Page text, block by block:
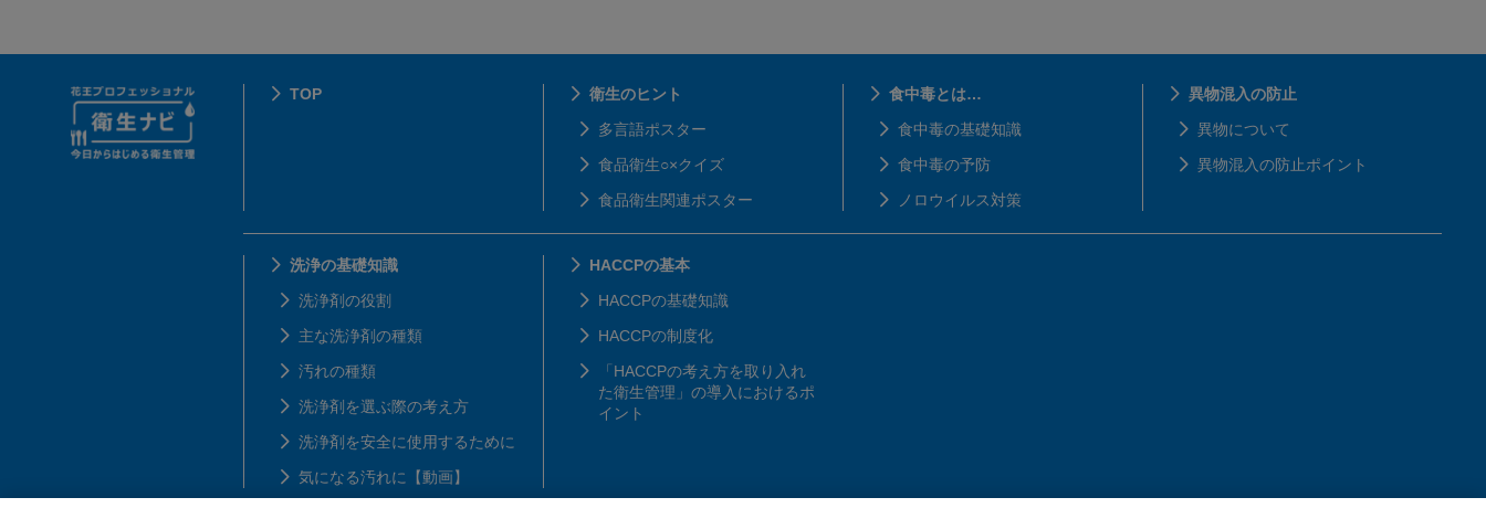
TOP
衛生のヒント
多言語ポスター
食品衛生○×クイズ
食品衛生関連ポスター
食中毒とは…
食中毒の基礎知識
食中毒の予防
ノロウイルス対策
異物混入の防止
異物について
異物混入の防止ポイント
洗浄の基礎知識
洗浄剤の役割
主な洗浄剤の種類
汚れの種類
洗浄剤を選ぶ際の考え方
洗浄剤を安全に使用するために
気になる汚れに【動画】
HACCPの基本
HACCPの基礎知識
HACCPの制度化
「HACCPの考え方を取り入れ
た衛生管理」の導入におけるポ
イント